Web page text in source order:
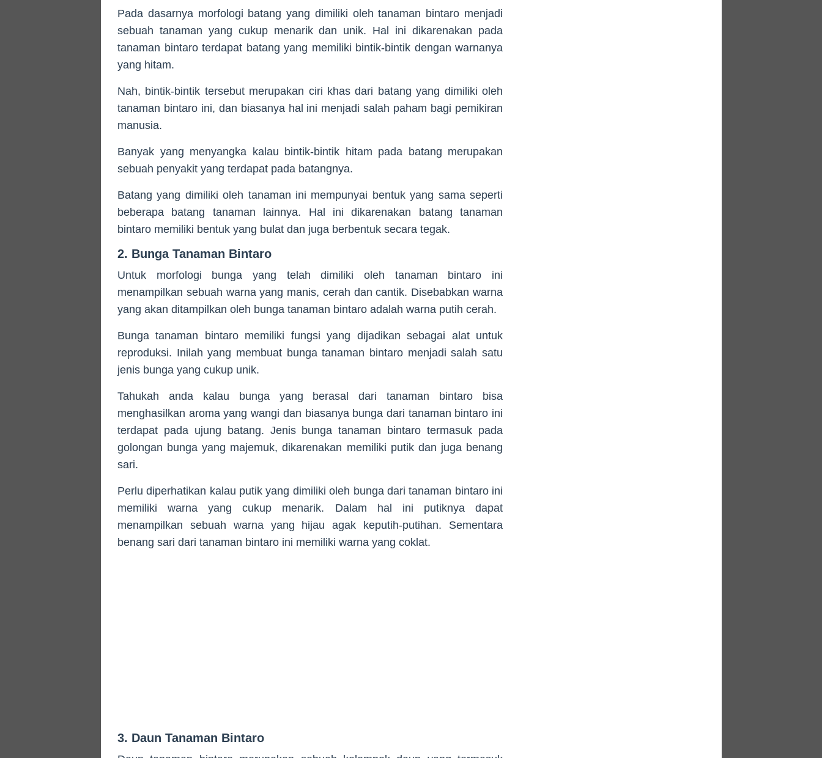
Pada dasarnya morfologi batang yang dimiliki oleh tanaman bintaro menjadi
sebuah tanaman yang cukup menarik dan unik. Hal ini dikarenakan pada
tanaman bintaro terdapat batang yang memiliki bintik-bintik dengan warnanya
yang hitam.
Nah, bintik-bintik tersebut merupakan ciri khas dari batang yang dimiliki oleh
tanaman bintaro ini, dan biasanya hal ini menjadi salah paham bagi pemikiran
manusia.
Banyak yang menyangka kalau bintik-bintik hitam pada batang merupakan
sebuah penyakit yang terdapat pada batangnya.
Batang yang dimiliki oleh tanaman ini mempunyai bentuk yang sama seperti
beberapa batang tanaman lainnya. Hal ini dikarenakan batang tanaman
bintaro memiliki bentuk yang bulat dan juga berbentuk secara tegak.
2. Bunga Tanaman Bintaro
Untuk morfologi bunga yang telah dimiliki oleh tanaman bintaro ini
menampilkan sebuah warna yang manis, cerah dan cantik. Disebabkan warna
yang akan ditampilkan oleh bunga tanaman bintaro adalah warna putih cerah.
Bunga tanaman bintaro memiliki fungsi yang dijadikan sebagai alat untuk
reproduksi. Inilah yang membuat bunga tanaman bintaro menjadi salah satu
jenis bunga yang cukup unik.
Tahukah anda kalau bunga yang berasal dari tanaman bintaro bisa
menghasilkan aroma yang wangi dan biasanya bunga dari tanaman bintaro ini
terdapat pada ujung batang. Jenis bunga tanaman bintaro termasuk pada
golongan bunga yang majemuk, dikarenakan memiliki putik dan juga benang
sari.
Perlu diperhatikan kalau putik yang dimiliki oleh bunga dari tanaman bintaro ini
memiliki warna yang cukup menarik. Dalam hal ini putiknya dapat
menampilkan sebuah warna yang hijau agak keputih-putihan. Sementara
benang sari dari tanaman bintaro ini memiliki warna yang coklat.
3. Daun Tanaman Bintaro